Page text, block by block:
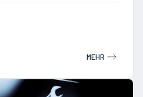
MEHR